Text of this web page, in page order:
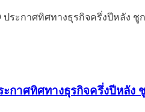
ะกาศทิศทางธุรกิจครึ่งปีหลั